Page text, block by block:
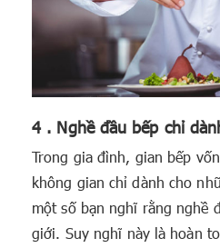
4 . Nghề đầu bếp chỉ
Trong gia đình, gian bếp
không gian chỉ dành cho
một số bạn nghĩ rằng nghề
giới. Suy nghĩ này là hoàn